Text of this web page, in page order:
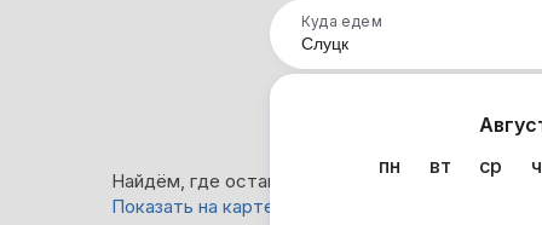
Куда едем
пн
вт ср
Найдём, где остановиться в Слуцке: 10 вариантов
Показать на карте